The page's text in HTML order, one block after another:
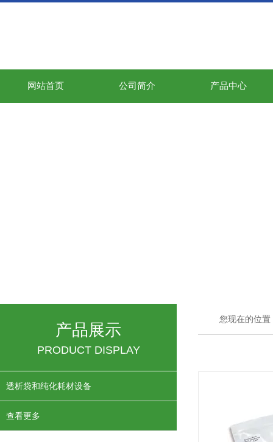
网站首页 公司简介 产品中心
产品展示
PRODUCT DISPLAY
透析袋和纯化耗材设备
查看更多
您现在的位置